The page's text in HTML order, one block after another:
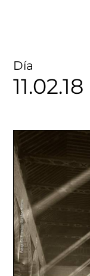
Día
11.02.18